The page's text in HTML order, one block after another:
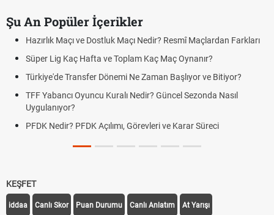
Şu An Popüler İçerikler
Hazırlık Maçı ve Dostluk Maçı Nedir? Resmî Maçlardan Farkları
Süper Lig Kaç Hafta ve Toplam Kaç Maç Oynanır?
Türkiye'de Transfer Dönemi Ne Zaman Başlıyor ve Bitiyor?
TFF Yabancı Oyuncu Kuralı Nedir? Güncel Sezonda Nasıl
Uygulanıyor?
PFDK Nedir? PFDK Açılımı, Görevleri ve Karar Süreci
KEŞFET
iddaa Canlı Skor Puan Durumu Canlı Anlatım At Yarışı